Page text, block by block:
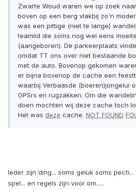
Zwarte Woud waren we op zoek
boven op een berg vlakbij zo'n
was een pittige (niet te lange)
teamlid die soms nog wel eens
(aangeboren). De parkeerplaats
omdat TT ons over niet bestaande
met de auto. Bovenop gekomen
er bijna bovenop de cache een
waarbij Verbaasde (boeren)jongelui
GPSrs en rugzakken. Om die
doen mochten wij deze cache toch
Het was deze cache. NOT FOUND
Ieder zijn ding... soms geluk soms pech...
spel... en regels zijn voor om.....